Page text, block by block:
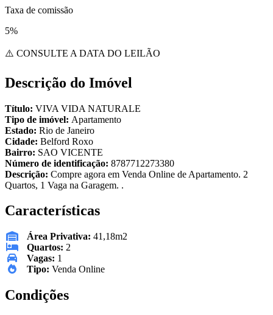
Taxa de comissão
5%
⚠️ CONSULTE A DATA DO LEILÃO
Descrição do Imóvel
Título: VIVA VIDA NATURALE
Tipo de imóvel: Apartamento
Estado: Rio de Janeiro
Cidade: Belford Roxo
Bairro: SAO VICENTE
Número de identificação: 8787712273380
Descrição: Compre agora em Venda Online de Apartamento. 2
Quartos, 1 Vaga na Garagem. .
Características
Área Privativa: 41,18m2
Quartos: 2
Vagas: 1
Tipo: Venda Online
Condições